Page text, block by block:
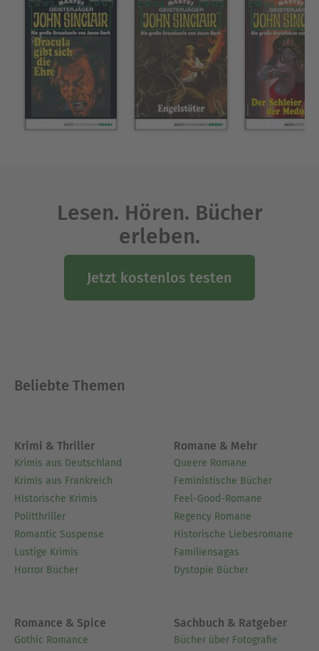
Lesen. Hören. Bücher
erleben.
Jetzt kostenlos testen
Beliebte Themen
Krimi & Thriller
Krimis aus Deutschland
Krimis aus Frankreich
Historische Krimis
Politthriller
Romantic Suspense
Lustige Krimis
Horror Bücher
Romane & Mehr
Queere Romane
Feministische Bücher
Feel-Good-Romane
Regency Romane
Historische Liebesromane
Familiensagas
Dystopie Bücher
Romance & Spice
Gothic Romance
Sachbuch & Ratgeber
Bücher über Fotografie